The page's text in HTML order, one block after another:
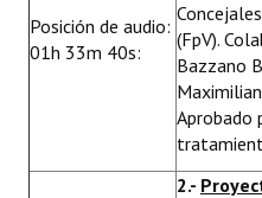
Posición de audio:
01h 33m 40s:
(FpV).
Bazzano
Aprobado
2.-